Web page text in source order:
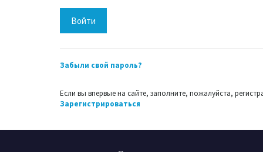
Забыли свой пароль?
Если вы впервые на сайте, заполните, пожалуйста,
Зарегистрироваться